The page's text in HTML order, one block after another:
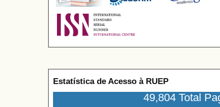
Estatística de Acesso à RUEP
49,804 Total